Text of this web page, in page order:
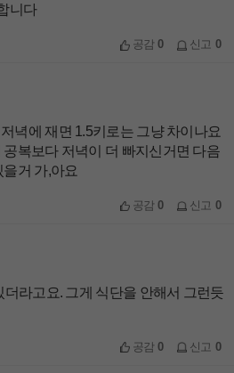
니다
공감0 신고 0
녁에 재면 1.5키로는 그냥 차이나요
공복보다 저녁이 더 빠지신거면 다음
거 가,아요
공감0 신고 0
더라고요. 그게 식단을 안해서 그런듯
공감0 신고 0